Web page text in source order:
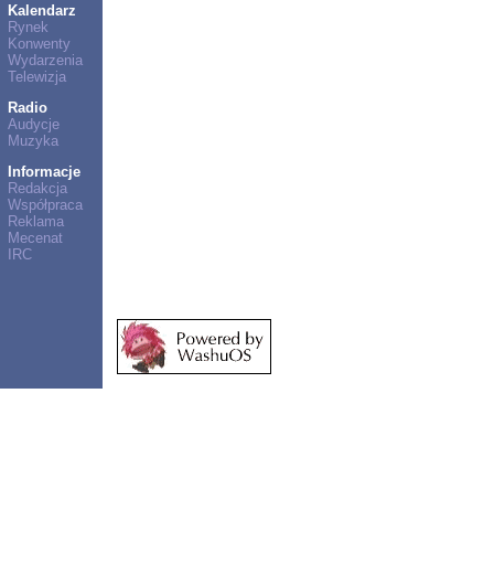
Kalendarz
Rynek
Konwenty
Wydarzenia
Telewizja
Radio
Audycje
Muzyka
Informacje
Redakcja
Współpraca
Reklama
Mecenat
IRC